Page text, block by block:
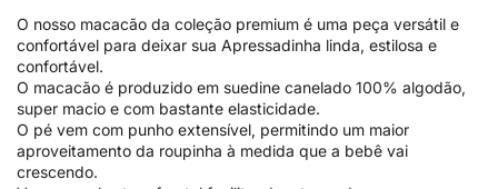
O nosso macacão da coleção premium é uma peça versátil e
confortável para deixar sua Apressadinha linda, estilosa e
confortável.
O macacão é produzido em suedine canelado 100% algodão,
super macio e com bastante elasticidade.
O pé vem com punho extensível, permitindo um maior
aproveitamento da roupinha à medida que a bebê vai
crescendo.